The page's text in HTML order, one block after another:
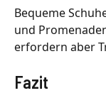
Bequeme
und
erfordern aber
Fazit